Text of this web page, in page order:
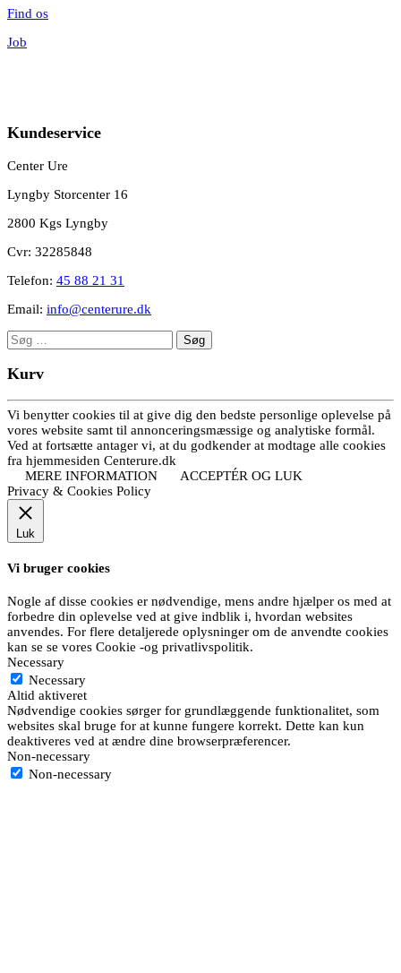
Find os
Job
Kundeservice
Center Ure
Lyngby Storcenter 16
2800 Kgs Lyngby
Cvr: 32285848
Telefon: 45 88 21 31
Email: info@centerure.dk
Søg
efter:
Kurv
Vi benytter cookies til at give dig den bedste personlige oplevelse på
vores website samt til annonceringsmæssige og analytiske formål.
Ved at fortsætte antager vi, at du godkender at modtage alle cookies
fra hjemmesiden Centerure.dk
MERE INFORMATION
ACCEPTÉR OG LUK
Privacy & Cookies Policy
Luk
Vi bruger cookies
Nogle af disse cookies er nødvendige, mens andre hjælper os med at
forbedre din oplevelse ved at give indblik i, hvordan websites
anvendes. For flere detaljerede oplysninger om de anvendte cookies
kan se se vores Cookie -og privatlivspolitik.
Necessary
Necessary
Altid aktiveret
Nødvendige cookies sørger for grundlæggende funktionalitet, som
websites skal bruge for at kunne fungere korrekt. Dette kan kun
deaktiveres ved at ændre dine browserpræferencer.
Non-necessary
Non-necessary